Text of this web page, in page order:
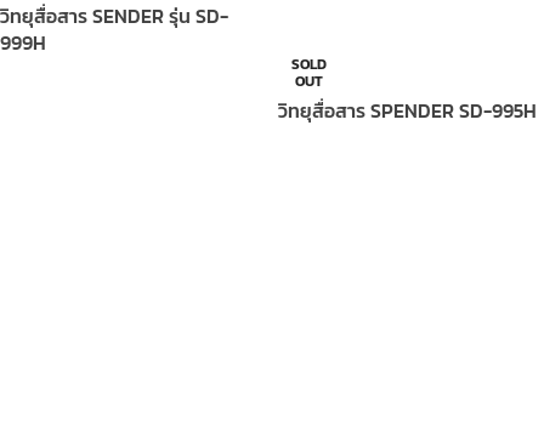
วิทยุสื่อสาร SENDER รุ่น SD-
999H
SOLD
OUT
วิทยุสื่อสาร SPENDER SD-995H